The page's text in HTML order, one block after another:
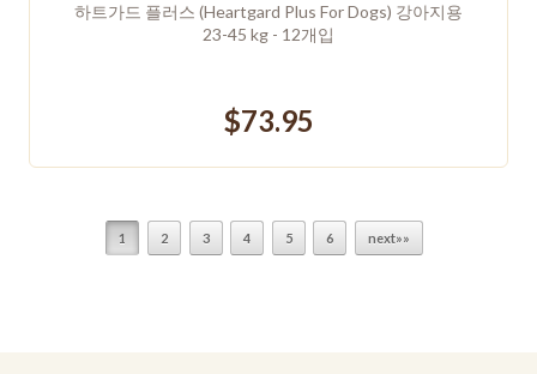
하트가드 플러스 (Heartgard Plus For Dogs) 강아지용
23-45 kg - 12개입
$73.95
1 2 3 4 5 6 next»»